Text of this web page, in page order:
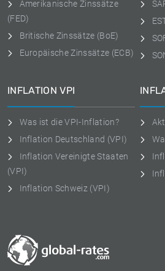
Amerikanische Zinssätze
(FED)
Britische Zinssätze (BoE)
Europäische Zinssätze (ECB)
INFLATION VPI
Was ist die VPI-Inflation?
Inflation Deutschland (VPI)
Inflation Vereinigte Staaten
(VPI)
Inflation Schweiz (VPI)